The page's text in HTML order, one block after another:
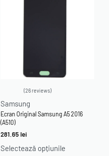
26 reviews
Samsung
Ecran Original Samsung A5 2016
(A510)
281.65lei
Selectează opțiunile